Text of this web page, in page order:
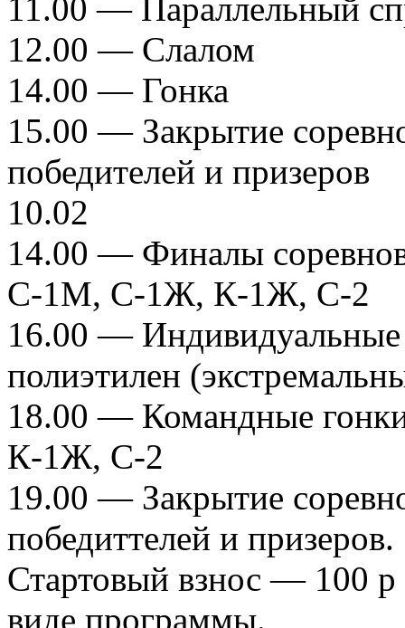
11.00 — Параллельный
12.00 — Слалом
14.00 — Гонка
15.00 — Закрытие
победителей и призеров
10.02
14.00 — Финалы
С-1М, С-1Ж, К-1Ж, С-2
16.00 — Индивидуальные
полиэтилен
18.00 — Командные
К-1Ж, С-2
19.00 — Закрытие
победиттелей и призеров.
Стартовый взнос — 100 р
виде программы.